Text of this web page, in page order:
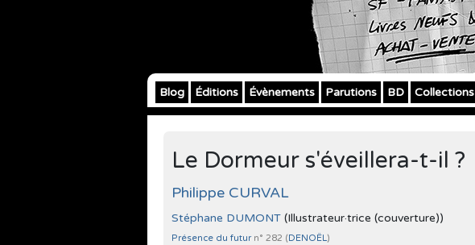
Blog Éditions Évènements Parutions BD Collections
Le Dormeur s'éveillera-t-il ?
Philippe CURVAL
Stéphane DUMONT (Illustrateur·trice (couverture))
Présence du futur n° 282 (DENOËL)